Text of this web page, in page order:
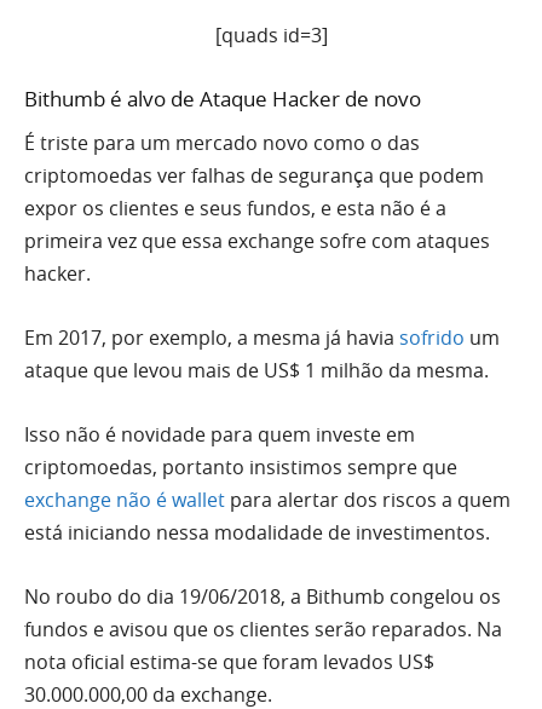
[quads id=3]
Bithumb é alvo de Ataque Hacker de novo
É triste para um mercado novo como o das
criptomoedas ver falhas de segurança que podem
expor os clientes e seus fundos, e esta não é a
primeira vez que essa exchange sofre com ataques
hacker.
Em 2017, por exemplo, a mesma já havia sofrido um
ataque que levou mais de US$ 1 milhão da mesma.
Isso não é novidade para quem investe em
criptomoedas, portanto insistimos sempre que
exchange não é wallet para alertar dos riscos a quem
está iniciando nessa modalidade de investimentos.
No roubo do dia 19/06/2018, a Bithumb congelou os
fundos e avisou que os clientes serão reparados. Na
nota oficial estima-se que foram levados US$
30.000.000,00 da exchange.